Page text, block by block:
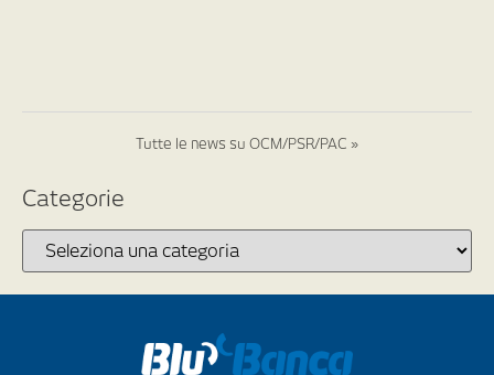
Tutte le news su OCM/PSR/PAC »
Categorie